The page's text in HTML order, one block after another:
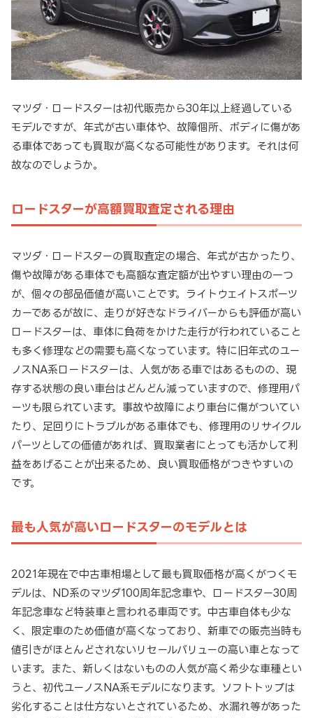
マツダ・ロードスターは初代販売から30年以上経過している
モデルですが、年式が古い車体や、故障個所、ボディに傷があ
る車体であっても買取が高くなる可能性があります。それは何
故なのでしょうか。
ロードスターが高額買取査定される理由
マツダ・ロードスターの買取査定の場合、年式が古かったり、
傷や故障がある車体でも高額な査定額が出やすい理由の一つ
が、個々の部品価値が高いことです。ライトウェイトスポーツ
カーであるが故に、走りが好きなドライバーからも評価が高い
ロードスターは、車体に負荷をかけた走行が行われていること
も多く修理などの需要も高くなっています。特に旧年式のユー
ノスNA系ロードスターは、人気がある車ではあるものの、現
存する状態の良い車台はどんどん減っていますので、修理用パ
ーツも限られています。事故や故障により車台に傷がついてい
たり、足回りにトラブルがある車体でも、修理用のリサイクル
パーツとしての価値があれば、買取業者にとっても活かして利
益をあげることが出来るため、良い買取価格がつきやすいの
です。
最も人気が高いロードスターのモデルとは
2021年現在で中古車相場として最も買取価格が高くがつくモ
デルは、ND系のマツダ100周年記念車や、ロードスター30周
年記念車など特装車と言われる車両です。中古車自体も少な
く、限定車のため価値が高くなっており、新車での販売当時も
値引きがほとんどされないリセールバリューの高い車となって
います。また、新しくはないものの人気が高く希少な車種とい
うと、初代ユーノスNA系モデルになります。ソフトトップは
劣化することは仕方ないとされているため、水漏れ等があった